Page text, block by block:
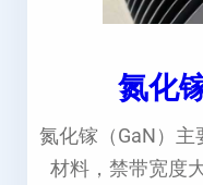
氮化
氮化镓（GaN）
材料，禁带宽度